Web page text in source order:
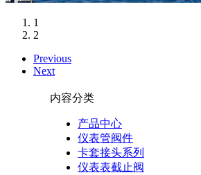
1
2
Previous
Next
内容分类
产品中心
仪表管阀件
卡套接头系列
仪表表截止阀